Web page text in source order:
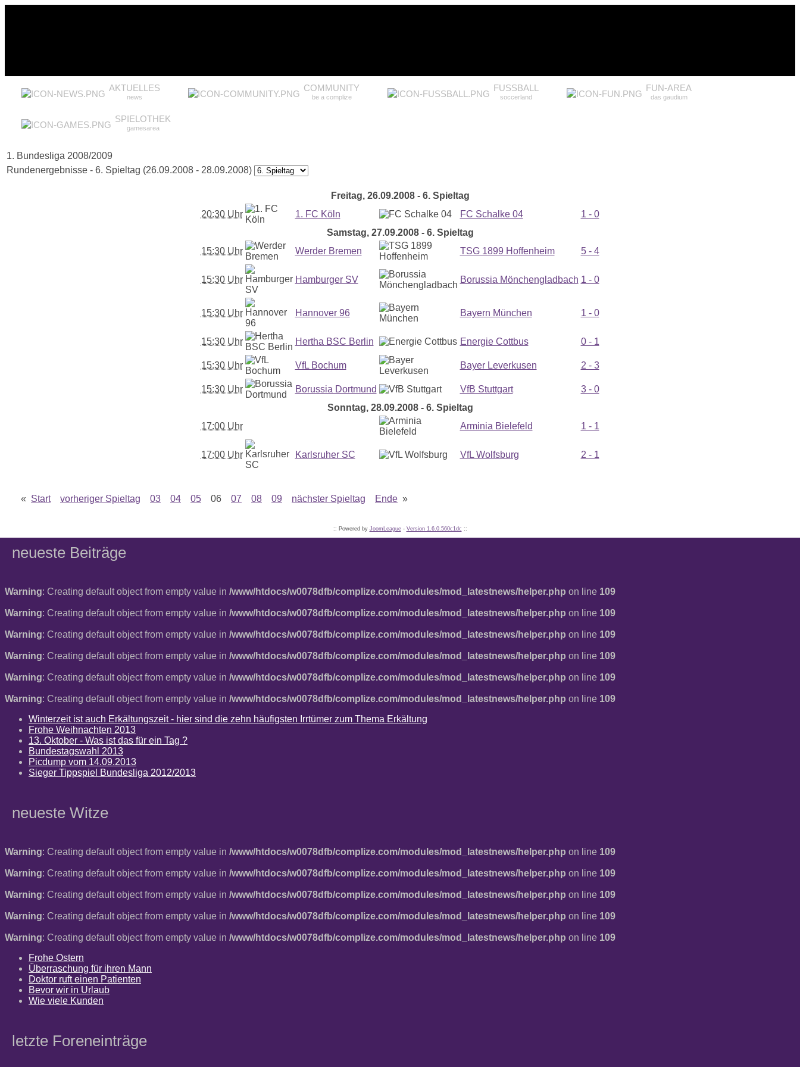
AKTUELLES
news
COMMUNITY
be a complize
FUSSBALL
soccerland
FUN-AREA
das gaudium
SPIELOTHEK
gamesarea
1. Bundesliga 2008/2009
Rundenergebnisse - 6. Spieltag (26.09.2008 - 28.09.2008)
Freitag, 26.09.2008 - 6. Spieltag
20:30 Uhr
1. FC Köln FC Schalke 04
1 - 0
Samstag, 27.09.2008 - 6. Spieltag
15:30 Uhr
Werder Bremen TSG 1899 Hoffenheim 5 - 4
15:30 Uhr Hamburger SV Borussia Mönchengladbach 1 - 0
15:30 Uhr Hannover 96 Bayern München 1 - 0
15:30 Uhr Hertha BSC Berlin Energie Cottbus 0 - 1
15:30 Uhr VfL Bochum Bayer Leverkusen 2 - 3
15:30 Uhr Borussia Dortmund VfB Stuttgart
3 - 0
Sonntag, 28.09.2008 - 6. Spieltag
17:00 Uhr
Arminia Bielefeld 1 - 1
17:00 Uhr Karlsruher SC VfL Wolfsburg 2 - 1
« Start vorheriger Spieltag 03 04 05 06 07 08 09 nächster Spieltag Ende »
:: Powered by JoomLeague- Version 1.6.0.560c1dc ::
neueste Beiträge
Warning: Creating default object from empty value in /www/htdocs/w0078dfb/complize.com/modules/mod_latestnews/helper.php on line 109
Warning: Creating default object from empty value in /www/htdocs/w0078dfb/complize.com/modules/mod_latestnews/helper.php on line 109
Warning: Creating default object from empty value in /www/htdocs/w0078dfb/complize.com/modules/mod_latestnews/helper.php on line 109
Warning: Creating default object from empty value in /www/htdocs/w0078dfb/complize.com/modules/mod_latestnews/helper.php on line 109
Warning: Creating default object from empty value in /www/htdocs/w0078dfb/complize.com/modules/mod_latestnews/helper.php on line 109
Warning: Creating default object from empty value in /www/htdocs/w0078dfb/complize.com/modules/mod_latestnews/helper.php on line 109
Winterzeit ist auch Erkältungszeit - hier sind die zehn häufigsten Irrtümer zum Thema Erkältung
Frohe Weihnachten 2013
13. Oktober - Was ist das für ein Tag ?
Bundestagswahl 2013
Picdump vom 14.09.2013
Sieger Tippspiel Bundesliga 2012/2013
neueste Witze
Warning: Creating default object from empty value in /www/htdocs/w0078dfb/complize.com/modules/mod_latestnews/helper.php on line 109
Warning: Creating default object from empty value in /www/htdocs/w0078dfb/complize.com/modules/mod_latestnews/helper.php on line 109
Warning: Creating default object from empty value in /www/htdocs/w0078dfb/complize.com/modules/mod_latestnews/helper.php on line 109
Warning: Creating default object from empty value in /www/htdocs/w0078dfb/complize.com/modules/mod_latestnews/helper.php on line 109
Warning: Creating default object from empty value in /www/htdocs/w0078dfb/complize.com/modules/mod_latestnews/helper.php on line 109
Frohe Ostern
Überraschung für ihren Mann
Doktor ruft einen Patienten
Bevor wir in Urlaub
Wie viele Kunden
letzte Foreneinträge